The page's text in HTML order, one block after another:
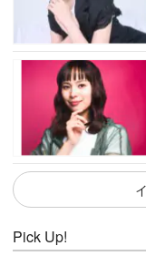
Pick Up!